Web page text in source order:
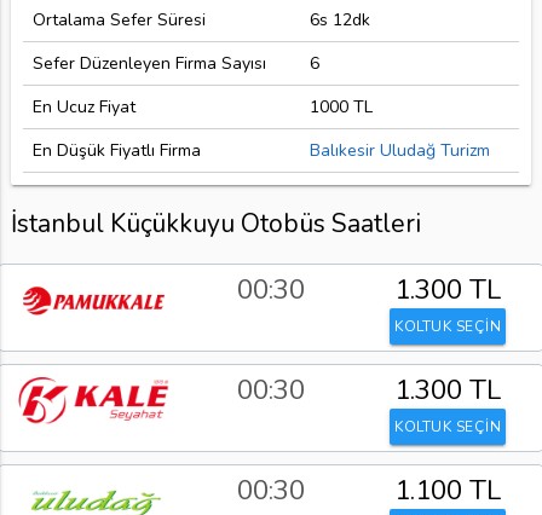
Ortalama Sefer Süresi
6s 12dk
Sefer Düzenleyen Firma Sayısı
6
En Ucuz Fiyat
1000 TL
En Düşük Fiyatlı Firma
Balıkesir Uludağ Turizm
İstanbul Küçükkuyu Otobüs Saatleri
00:30 1.300 TL
KOLTUK SEÇİN
00:30 1.300 TL
KOLTUK SEÇİN
00:30 1.100 TL